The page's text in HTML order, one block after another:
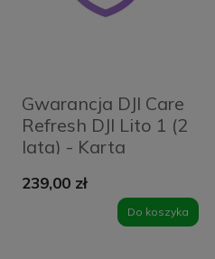
Gwarancja DJI Care
Refresh DJI Lito 1 (2
lata) - Karta
239,00 zł
Do koszyka